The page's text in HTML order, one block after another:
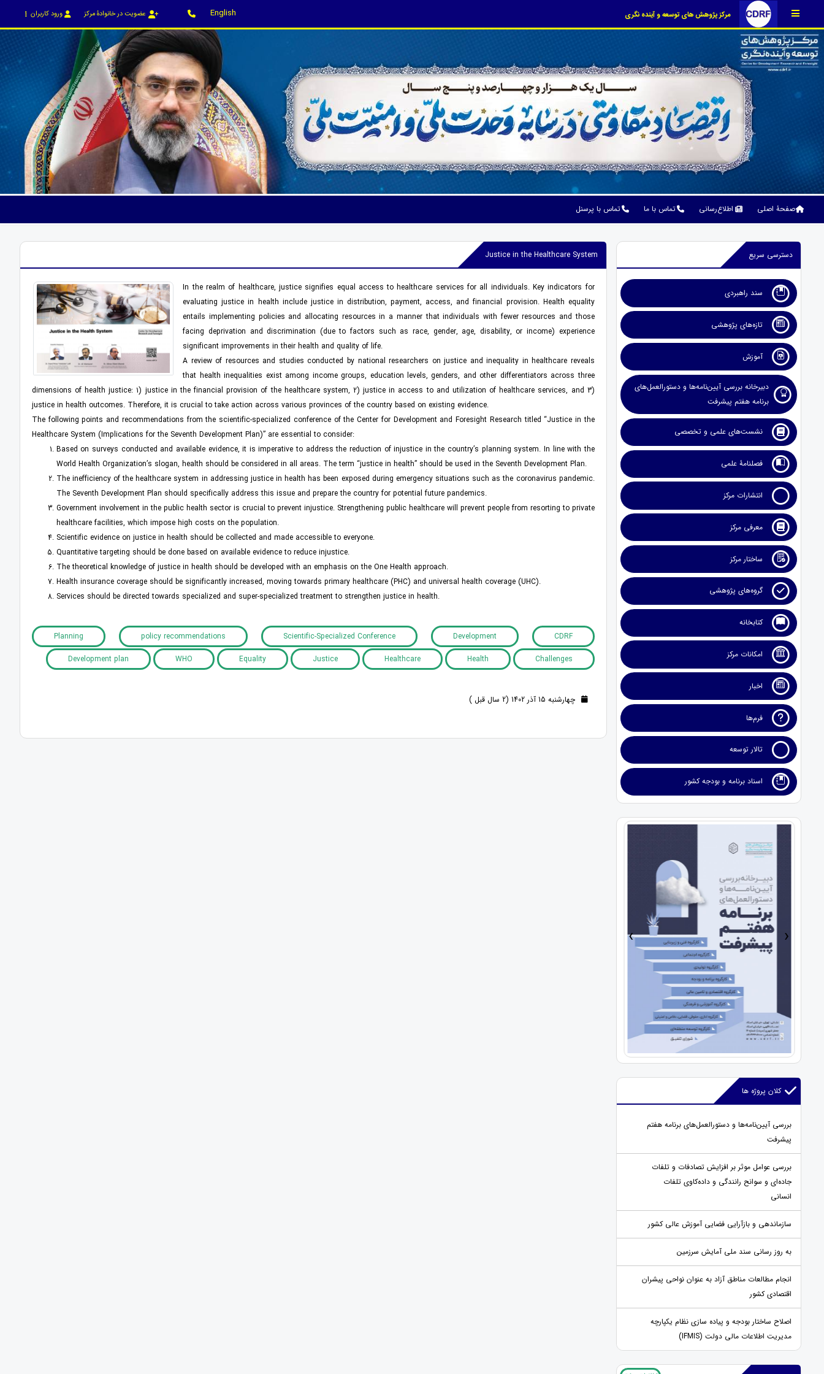
مرکز پژوهش های توسعه و آینده نگری English عضویت در خانوادۀ مرکز ورود کاربران
صفحۀ اصلی اطلاع‌رسانی تماس با ما تماس با پرسنل
دسترسی سریع
سند راهبردی
تازه‌های پژوهشی
آموزش
دبیرخانه بررسی آیین‌نامه‌ها و دستورالعمل‌های
برنامه هفتم پیشرفت
نشست‌های علمی و تخصصی
فصلنامۀ علمی
انتشارات مرکز
معرفی مرکز
ساختار مرکز
گروه‌های پژوهشی
کتابخانه
امکانات مرکز
اخبار
فرم‌ها
تالار توسعه
اسناد برنامه و بودجه کشور
› ‹
کلان پروژه ها
بررسی آیین‌نامه‌ها و دستورالعمل‌های برنامه هفتم
پیشرفت
بررسی عوامل موثر بر افزایش تصادفات و تلفات
جاده‌ای و سوانح رانندگی و داده‌کاوی تلفات
انسانی
سازماندهی و بازآرایی فضایی آموزش عالی کشور
به روز رسانی سند ملی آمایش سرزمین
انجام مطالعات مناطق آزاد به عنوان نواحی پیشران
اقتصادی کشور
اصلاح ساختار بودجه و پیاده سازی نظام یکپارچه
مدیریت اطلاعات مالی دولت (IFMIS)
Justice in the Healthcare System
In the realm of healthcare, justice signifies equal access to healthcare services for all individuals. Key indicators for
evaluating justice in health include justice in distribution, payment, access, and financial provision. Health equality
entails implementing policies and allocating resources in a manner that individuals with fewer resources and those
facing deprivation and discrimination (due to factors such as race, gender, age, disability, or income) experience
significant improvements in their health and quality of life.
A review of resources and studies conducted by national researchers on justice and inequality in healthcare reveals
that health inequalities exist among income groups, education levels, genders, and other differentiators across three
dimensions of health justice: 1) justice in the financial provision of the healthcare system, 2) justice in access to and utilization of healthcare services, and 3)
justice in health outcomes. Therefore, it is crucial to take action across various provinces of the country based on existing evidence.
The following points and recommendations from the scientific-specialized conference of the Center for Development and Foresight Research titled “Justice in the
Healthcare System (Implications for the Seventh Development Plan)” are essential to consider:
Based on surveys conducted and available evidence, it is imperative to address the reduction of injustice in the country’s planning system. In line with the
World Health Organization’s slogan, health should be considered in all areas. The term “justice in health” should be used in the Seventh Development Plan.
The inefficiency of the healthcare system in addressing justice in health has been exposed during emergency situations such as the coronavirus pandemic.
The Seventh Development Plan should specifically address this issue and prepare the country for potential future pandemics.
Government involvement in the public health sector is crucial to prevent injustice. Strengthening public healthcare will prevent people from resorting to private
healthcare facilities, which impose high costs on the population.
Scientific evidence on justice in health should be collected and made accessible to everyone.
Quantitative targeting should be done based on available evidence to reduce injustice.
The theoretical knowledge of justice in health should be developed with an emphasis on the One Health approach.
Health insurance coverage should be significantly increased, moving towards primary healthcare (PHC) and universal health coverage (UHC).
Services should be directed towards specialized and super-specialized treatment to strengthen justice in health.
CDRF
Development
Scientific-Specialized Conference
policy recommendations
Planning
Challenges
Health
Healthcare
Justice
Equality
WHO
Development plan
چهارشنبه 15 آذر 1402 (2 سال قبل )